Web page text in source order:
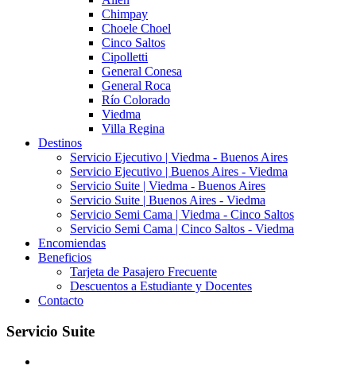
Chimpay
Choele Choel
Cinco Saltos
Cipolletti
General Conesa
General Roca
Río Colorado
Viedma
Villa Regina
Destinos
Servicio Ejecutivo | Viedma - Buenos Aires
Servicio Ejecutivo | Buenos Aires - Viedma
Servicio Suite | Viedma - Buenos Aires
Servicio Suite | Buenos Aires - Viedma
Servicio Semi Cama | Viedma - Cinco Saltos
Servicio Semi Cama | Cinco Saltos - Viedma
Encomiendas
Beneficios
Tarjeta de Pasajero Frecuente
Descuentos a Estudiante y Docentes
Contacto
Servicio Suite